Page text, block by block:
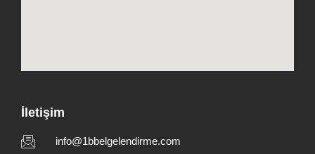
İletişim
info@1bbelgelendirme.com